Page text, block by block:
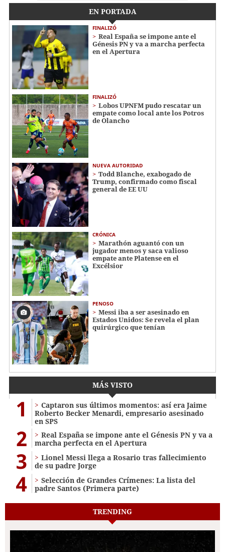
EN PORTADA
FINALIZÓ
Real España se impone ante el
Génesis PN y va a marcha perfecta
en el Apertura
FINALIZÓ
Lobos UPNFM pudo rescatar un
empate como local ante los Potros
de Olancho
NUEVA AUTORIDAD
Todd Blanche, exabogado de
Trump, confirmado como fiscal
general de EE UU
CRÓNICA
Marathón aguantó con un
jugador menos y saca valioso
empate ante Platense en el
Excélsior
PENOSO
Messi iba a ser asesinado en
Estados Unidos: Se revela el plan
quirúrgico que tenían
MÁS VISTO
1
Captaron sus últimos momentos: así era Jaime
Roberto Becker Menardi​​​, empresario asesinado
en SPS
2
Real España se impone ante el Génesis PN y va a
marcha perfecta en el Apertura
3
Lionel Messi llega a Rosario tras fallecimiento
de su padre Jorge
4
Selección de Grandes Crímenes: La lista del
padre Santos (Primera parte)
TRENDING